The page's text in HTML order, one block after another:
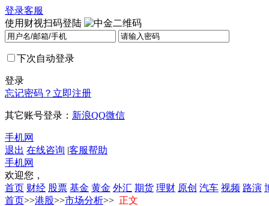
登录客服
使用财视扫码登陆
下次自动登录
登录
忘记密码？ 立即注册
其它账号登录： 新浪QQ微信
手机网
退出 在线咨询 |客服帮助
手机网
欢迎您，
首页 财经 股票 基金 黄金 外汇 期货 理财 原创 汽车 视频 路演
首页>>港股>>市场分析>> 正文